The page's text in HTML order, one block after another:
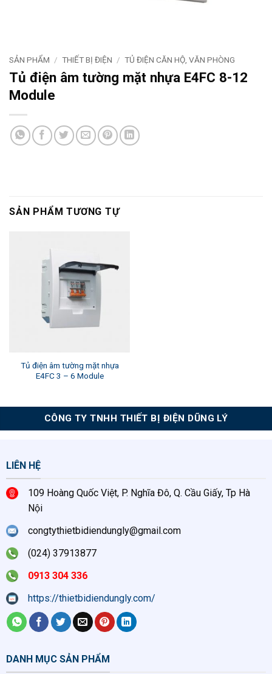
SẢN PHẨM / THIẾT BỊ ĐIỆN / TỦ ĐIỆN CĂN HỘ, VĂN PHÒNG
Tủ điện âm tường mặt nhựa E4FC 8-12
Module
SẢN PHẨM TƯƠNG TỰ
Tủ điện âm tường mặt nhựa
E4FC 3 – 6 Module
CÔNG TY TNHH THIẾT BỊ ĐIỆN DŨNG LÝ
LIÊN HỆ
109 Hoàng Quốc Việt, P. Nghĩa Đô, Q. Cầu Giấy, Tp Hà
Nội
congtythietbidiendungly@gmail.com
(024) 37913877
0913 304 336
https://thietbidiendungly.com/
DANH MỤC SẢN PHẨM